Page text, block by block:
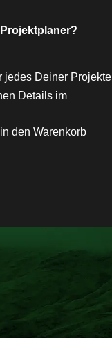
jedes Deiner Projekte
Details im
den Warenkorb